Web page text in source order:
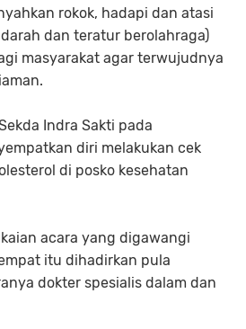
rokok, hadapi dan atasi
dan teratur berolahraga)
masyarakat agar terwujudnya
Indra Sakti pada
diri melakukan cek
di posko kesehatan
acara yang digawangi
itu dihadirkan pula
dokter spesialis dalam dan